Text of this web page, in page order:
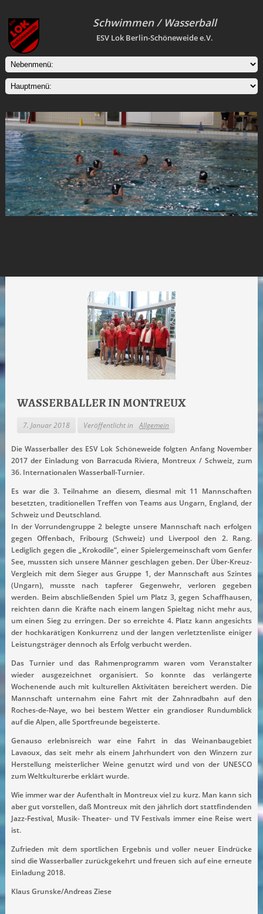
Schwimmen / Wasserball
ESV Lok Berlin-Schöneweide e.V.
WASSERBALLER IN MONTREUX
7. Januar 2018 Veröffentlicht in Allgemein
Die Wasserballer des ESV Lok Schöneweide folgten Anfang November
2017 der Einladung von Barracuda Riviera, Montreux / Schweiz, zum
36. Internationalen Wasserball-Turnier.
Es war die 3. Teilnahme an diesem, diesmal mit 11 Mannschaften
besetzten, traditionellen Treffen von Teams aus Ungarn, England, der
Schweiz und Deutschland.
In der Vorrundengruppe 2 belegte unsere Mannschaft nach erfolgen
gegen Offenbach, Fribourg (Schweiz) und Liverpool den 2. Rang.
Lediglich gegen die „Krokodile“, einer Spielergemeinschaft vom Genfer
See, mussten sich unsere Männer geschlagen geben. Der Über-Kreuz-
Vergleich mit dem Sieger aus Gruppe 1, der Mannschaft aus Szintes
(Ungarn), musste nach tapferer Gegenwehr, verloren gegeben
werden. Beim abschließenden Spiel um Platz 3, gegen Schaffhausen,
reichten dann die Kräfte nach einem langen Spieltag nicht mehr aus,
um einen Sieg zu erringen. Der so erreichte 4. Platz kann angesichts
der hochkarätigen Konkurrenz und der langen verletztenliste einiger
Leistungsträger dennoch als Erfolg verbucht werden.
Das Turnier und das Rahmenprogramm waren vom Veranstalter
wieder ausgezeichnet organisiert. So konnte das verlängerte
Wochenende auch mit kulturellen Aktivitäten bereichert werden. Die
Mannschaft unternahm eine Fahrt mit der Zahnradbahn auf den
Roches-de-Naye, wo bei bestem Wetter ein grandioser Rundumblick
auf die Alpen, alle Sportfreunde begeisterte.
Genauso erlebnisreich war eine Fahrt in das Weinanbaugebiet
Lavaoux, das seit mehr als einem Jahrhundert von den Winzern zur
Herstellung meisterlicher Weine genutzt wird und von der UNESCO
zum Weltkulturerbe erklärt wurde.
Wie immer war der Aufenthalt in Montreux viel zu kurz. Man kann sich
aber gut vorstellen, daß Montreux mit den jährlich dort stattfindenden
Jazz-Festival, Musik- Theater- und TV Festivals immer eine Reise wert
ist.
Zufrieden mit dem sportlichen Ergebnis und voller neuer Eindrücke
sind die Wasserballer zurückgekehrt und freuen sich auf eine erneute
Einladung 2018.
Klaus Grunske/Andreas Ziese